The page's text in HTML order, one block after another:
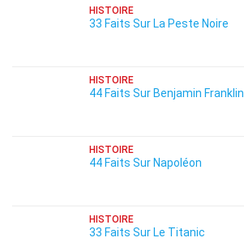
HISTOIRE
33 Faits Sur La Peste Noire
HISTOIRE
44 Faits Sur Benjamin Franklin
HISTOIRE
44 Faits Sur Napoléon
HISTOIRE
33 Faits Sur Le Titanic